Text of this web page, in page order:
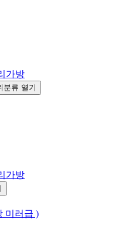
가방
분류 열기
가방
미러급 )